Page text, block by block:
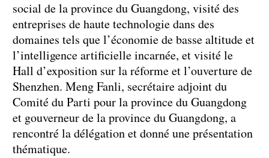
social de la province du Guangdong, visité des
entreprises de haute technologie dans des
domaines tels que l’économie de basse altitude et
l’intelligence artificielle incarnée, et visité le
Hall d’exposition sur la réforme et l’ouverture de
Shenzhen. Meng Fanli, secrétaire adjoint du
Comité du Parti pour la province du Guangdong
et gouverneur de la province du Guangdong, a
rencontré la délégation et donné une présentation
thématique.